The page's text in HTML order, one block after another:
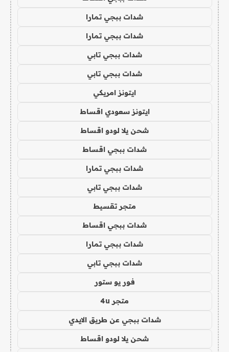
شدات ببجي تمارا
شدات ببجي تمارا
شدات ببجي تابي
شدات ببجي تابي
ايتونز امريكي
ايتونز سعودي اقساط
شحن يلا لودو اقساط
شدات ببجي اقساط
شدات ببجي تمارا
شدات ببجي تابي
متجر تقسيط
شدات ببجي اقساط
شدات ببجي تمارا
شدات ببجي تابي
فور يو ستور
متجر 4u
شدات ببجي عن طريق الايدي
شحن يلا لودو اقساط